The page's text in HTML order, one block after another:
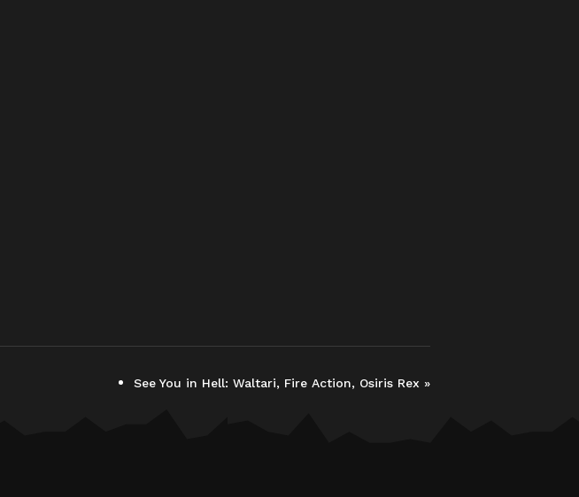
See You in Hell: Waltari, Fire Action, Osiris Rex »